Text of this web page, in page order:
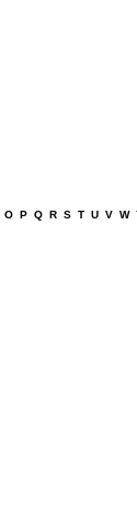
O P Q R S T U V W